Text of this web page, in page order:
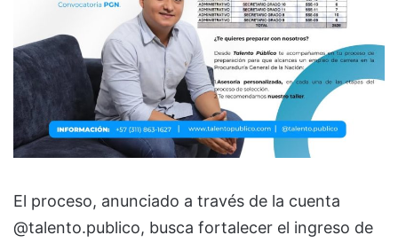
El proceso, anunciado a través de la cuenta
@talento.publico, busca fortalecer el ingreso de